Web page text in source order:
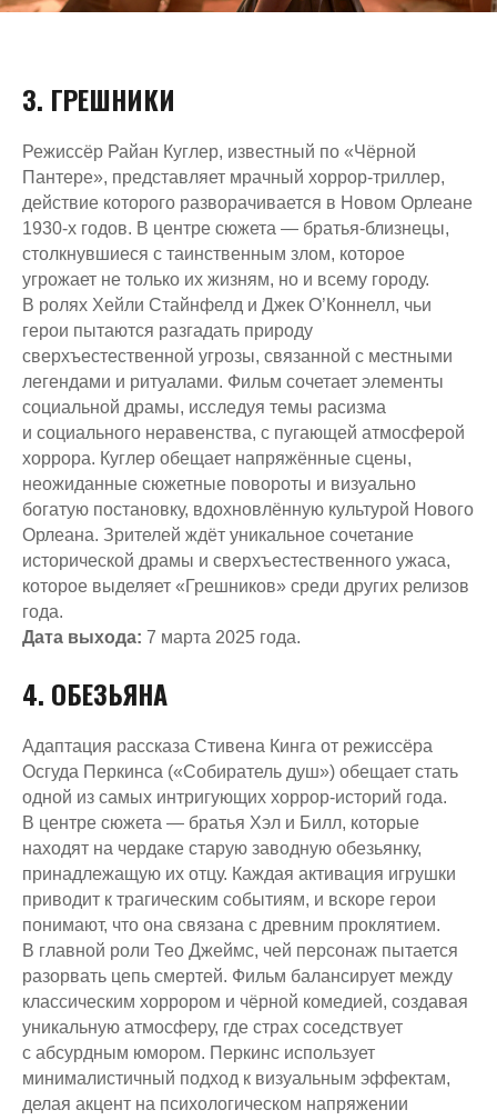
3. ГРЕШНИКИ
Режиссёр Райан Куглер, известный по «Чёрной
Пантере», представляет мрачный хоррор-триллер,
действие которого разворачивается в Новом Орлеане
1930-х годов. В центре сюжета — братья-близнецы,
столкнувшиеся с таинственным злом, которое
угрожает не только их жизням, но и всему городу.
В ролях Хейли Стайнфелд и Джек О’Коннелл, чьи
герои пытаются разгадать природу
сверхъестественной угрозы, связанной с местными
легендами и ритуалами. Фильм сочетает элементы
социальной драмы, исследуя темы расизма
и социального неравенства, с пугающей атмосферой
хоррора. Куглер обещает напряжённые сцены,
неожиданные сюжетные повороты и визуально
богатую постановку, вдохновлённую культурой Нового
Орлеана. Зрителей ждёт уникальное сочетание
исторической драмы и сверхъестественного ужаса,
которое выделяет «Грешников» среди других релизов
года.
Дата выхода: 7 марта 2025 года.
4. ОБЕЗЬЯНА
Адаптация рассказа Стивена Кинга от режиссёра
Осгуда Перкинса («Собиратель душ») обещает стать
одной из самых интригующих хоррор-историй года.
В центре сюжета — братья Хэл и Билл, которые
находят на чердаке старую заводную обезьянку,
принадлежащую их отцу. Каждая активация игрушки
приводит к трагическим событиям, и вскоре герои
понимают, что она связана с древним проклятием.
В главной роли Тео Джеймс, чей персонаж пытается
разорвать цепь смертей. Фильм балансирует между
классическим хоррором и чёрной комедией, создавая
уникальную атмосферу, где страх соседствует
с абсурдным юмором. Перкинс использует
минималистичный подход к визуальным эффектам,
делая акцент на психологическом напряжении